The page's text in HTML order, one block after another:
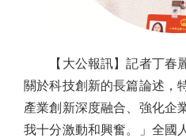
【大公報訊】記者丁春麗
關於科技創新的長篇論述，
產業創新深度融合、強化企
我十分激動和興奮。」全國